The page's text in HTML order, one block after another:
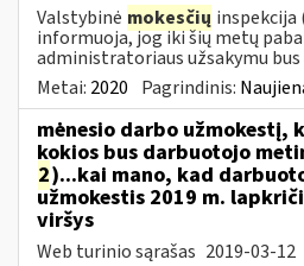
Valstybinė mokesčių inspekcija
informuoja, jog iki šių metų
administratoriaus užsakymu
Metai: 2020 Pagrindinis:
mėnesio darbo užmokestį,
kokios bus darbuotojo
2)...kai mano, kad
užmokestis 2019 m.
viršys
Web turinio sąrašas 2019-03-12